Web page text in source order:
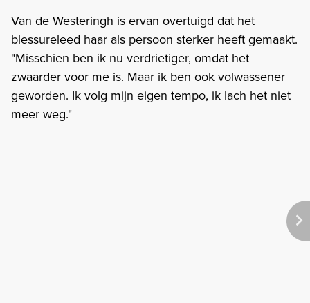
Van de Westeringh is ervan overtuigd dat het
blessureleed haar als persoon sterker heeft gemaakt.
"Misschien ben ik nu verdrietiger, omdat het
zwaarder voor me is. Maar ik ben ook volwassener
geworden. Ik volg mijn eigen tempo, ik lach het niet
meer weg."